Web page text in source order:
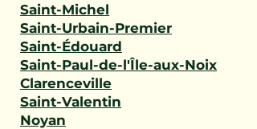
Saint-Michel
Saint-Urbain-Premier
Saint-Édouard
Saint-Paul-de-l'Île-aux-Noix
Clarenceville
Saint-Valentin
Noyan